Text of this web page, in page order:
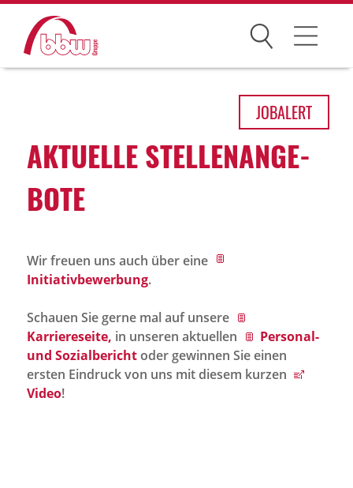
Suchen
Über uns
Historie
bbw als Arbeitgeber
Jobportal
Presse und Medien
JOBALERT
AKTU­ELLE STEL­LEN­AN­GE­
BOTE
Wir freuen uns auch über eine
Initiativbewerbung.
Schauen Sie gerne mal auf unsere
Karriereseite, in unseren aktuellen
Personal-
und Sozialberichtoder gewinnen Sie einen
ersten Eindruck von uns mit diesem kurzen
Video!